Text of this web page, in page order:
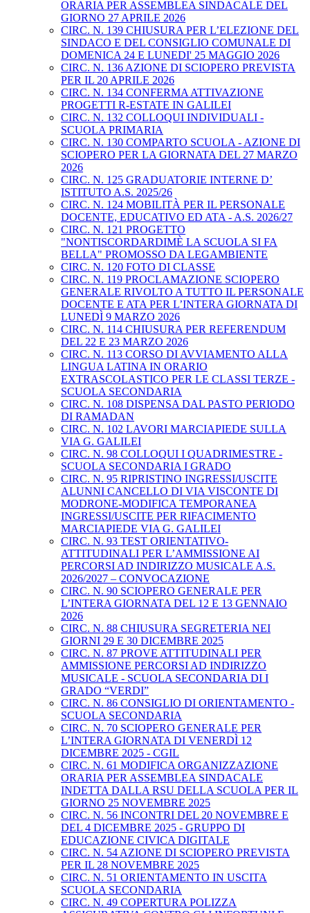
ORARIA PER ASSEMBLEA SINDACALE DEL
GIORNO 27 APRILE 2026
CIRC. N. 139 CHIUSURA PER L’ELEZIONE DEL
SINDACO E DEL CONSIGLIO COMUNALE DI
DOMENICA 24 E LUNEDI' 25 MAGGIO 2026
CIRC. N. 136 AZIONE DI SCIOPERO PREVISTA
PER IL 20 APRILE 2026
CIRC. N. 134 CONFERMA ATTIVAZIONE
PROGETTI R-ESTATE IN GALILEI
CIRC. N. 132 COLLOQUI INDIVIDUALI -
SCUOLA PRIMARIA
CIRC. N. 130 COMPARTO SCUOLA - AZIONE DI
SCIOPERO PER LA GIORNATA DEL 27 MARZO
2026
CIRC. N. 125 GRADUATORIE INTERNE D’
ISTITUTO A.S. 2025/26
CIRC. N. 124 MOBILITÀ PER IL PERSONALE
DOCENTE, EDUCATIVO ED ATA - A.S. 2026/27
CIRC. N. 121 PROGETTO
"NONTISCORDARDIMÈ LA SCUOLA SI FA
BELLA" PROMOSSO DA LEGAMBIENTE
CIRC. N. 120 FOTO DI CLASSE
CIRC. N. 119 PROCLAMAZIONE SCIOPERO
GENERALE RIVOLTO A TUTTO IL PERSONALE
DOCENTE E ATA PER L’INTERA GIORNATA DI
LUNEDÌ 9 MARZO 2026
CIRC. N. 114 CHIUSURA PER REFERENDUM
DEL 22 E 23 MARZO 2026
CIRC. N. 113 CORSO DI AVVIAMENTO ALLA
LINGUA LATINA IN ORARIO
EXTRASCOLASTICO PER LE CLASSI TERZE -
SCUOLA SECONDARIA
CIRC. N. 108 DISPENSA DAL PASTO PERIODO
DI RAMADAN
CIRC. N. 102 LAVORI MARCIAPIEDE SULLA
VIA G. GALILEI
CIRC. N. 98 COLLOQUI I QUADRIMESTRE -
SCUOLA SECONDARIA I GRADO
CIRC. N. 95 RIPRISTINO INGRESSI/USCITE
ALUNNI CANCELLO DI VIA VISCONTE DI
MODRONE-MODIFICA TEMPORANEA
INGRESSI/USCITE PER RIFACIMENTO
MARCIAPIEDE VIA G. GALILEI
CIRC. N. 93 TEST ORIENTATIVO-
ATTITUDINALI PER L’AMMISSIONE AI
PERCORSI AD INDIRIZZO MUSICALE A.S.
2026/2027 – CONVOCAZIONE
CIRC. N. 90 SCIOPERO GENERALE PER
L’INTERA GIORNATA DEL 12 E 13 GENNAIO
2026
CIRC. N. 88 CHIUSURA SEGRETERIA NEI
GIORNI 29 E 30 DICEMBRE 2025
CIRC. N. 87 PROVE ATTITUDINALI PER
AMMISSIONE PERCORSI AD INDIRIZZO
MUSICALE - SCUOLA SECONDARIA DI I
GRADO “VERDI”
CIRC. N. 86 CONSIGLIO DI ORIENTAMENTO -
SCUOLA SECONDARIA
CIRC. N. 70 SCIOPERO GENERALE PER
L’INTERA GIORNATA DI VENERDÌ 12
DICEMBRE 2025 - CGIL
CIRC. N. 61 MODIFICA ORGANIZZAZIONE
ORARIA PER ASSEMBLEA SINDACALE
INDETTA DALLA RSU DELLA SCUOLA PER IL
GIORNO 25 NOVEMBRE 2025
CIRC. N. 56 INCONTRI DEL 20 NOVEMBRE E
DEL 4 DICEMBRE 2025 - GRUPPO DI
EDUCAZIONE CIVICA DIGITALE
CIRC. N. 54 AZIONE DI SCIOPERO PREVISTA
PER IL 28 NOVEMBRE 2025
CIRC. N. 51 ORIENTAMENTO IN USCITA
SCUOLA SECONDARIA
CIRC. N. 49 COPERTURA POLIZZA